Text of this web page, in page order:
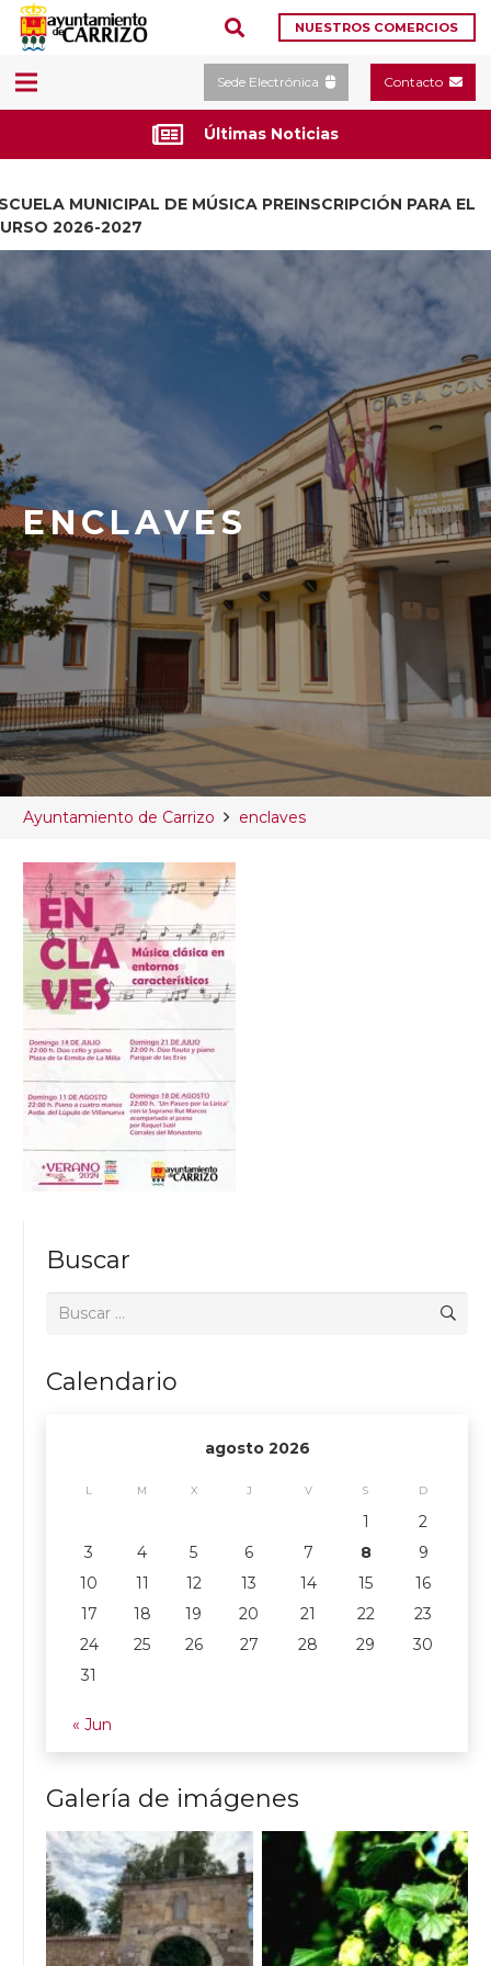
NUESTROS COMERCIOS
Sede Electrónica Contacto
Últimas Noticias
MUNICIPAL DE MÚSICA PREINSCRIPCIÓN PARA EL
2026-2027
ENCLAVES
Ayuntamiento de Carrizo enclaves
Buscar
Buscar:
Calendario
agosto 2026
L M X J V S D
1
2
3
4 5 6 7 8
9
10
11 12 13 14 15
16
17
18 19 20 21 22
23
24
25 26 27 28 29
30
31
« Jun
Galería de imágenes